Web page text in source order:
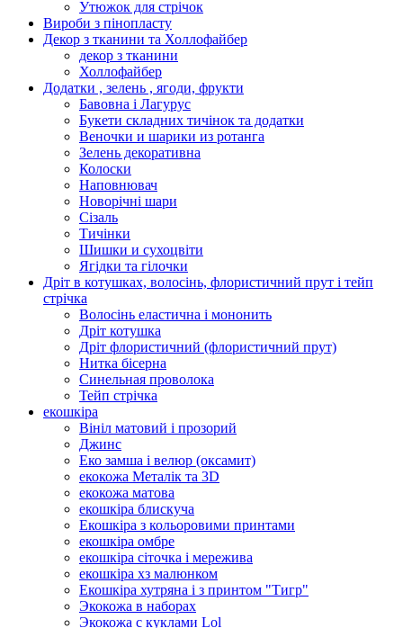
Утюжок для стрічок
Вироби з пінопласту
Декор з тканини та Холлофайбер
декор з тканини
Холлофайбер
Додатки , зелень , ягоди, фрукти
Бавовна і Лагурус
Букети складних тичінок та додатки
Веночки и шарики из ротанга
Зелень декоративна
Колоски
Наповнювач
Новорічні шари
Сізаль
Тичінки
Шишки и сухоцвіти
Ягідки та гілочки
Дріт в котушках, волосінь, флористичний прут і тейп
стрічка
Волосінь еластична і мононить
Дріт котушка
Дріт флористичний (флористичний прут)
Нитка бісерна
Синельная проволока
Тейп стрічка
екошкіра
Вініл матовий і прозорий
Джинс
Еко замша і велюр (оксамит)
екокожа Металік та 3D
екокожа матова
екошкіра блискуча
Екошкіра з кольоровими принтами
екошкіра омбре
екошкіра сіточка і мережива
екошкіра хз малюнком
Екошкіра хутряна і з принтом "Тигр"
Экокожа в наборах
Экокожа с куклами Lol